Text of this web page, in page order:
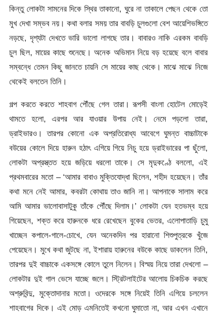
কিন্তু লোকটা সামনের দিকে স্থির তাকানো, ঘুরে না তাকালে পেছন থেকে তো
মুখ দেখা সম্ভব নয়। কথা বলার সময় তার বাবড়ি চুলগুলো বেশ আয়েশিভঙ্গিতে
নড়ছে, দৃশ্যটা দেখতে ভারি ভালো লাগছে তার। বাবারও নাকি এরকম বাবড়ি
চুল ছিল, মায়ের কাছে শুনেছে। অনেক অভিমান নিয়ে বড় হয়েছে বলে বাবার
সম্বন্ধে তেমন কিছু জানতে চায়নি সে মায়ের কাছ থেকে। মাঝে মাঝে নিজে
থেকেই বলতেন তিনি।
গল্প করতে করতে শাহবাগ পৌঁছে গেল তারা। রূপসী বাংলা হোটেল মোড়েই
থামতে হলো, এরপর আর যাওয়ার উপায় নেই। নেমে পড়লো তারা,
ড্রাইভারও। তারপর কোনো এক অপ্রতিরোধ্য আবেগে ঘুমন্ত বাচ্চাটাকে
বউয়ের কোলে দিয়ে হারুন হঠাৎ এগিয়ে গিয়ে নিচু হয়ে ড্রাইভারের পা ছুঁলো,
লোকটা অপ্রস্ত্তত হয়ে জড়িয়ে ধরলো তাকে। সে মৃদুকণ্ঠে বললো, এই
প্রথমবারের মতো – ‘আমার বাবাও মুক্তিযোদ্ধা ছিলেন, শহীদ হয়েছেন। তাঁর
কথা মনে নেই আমার, কবরটা কোথায় তাও জানি না। আপনাকে সালাম করে
আমি আমার ভালোবাসাটুকু তাঁকে পৌঁছে দিলাম।’ লোকটা যেন হতভম্ব হয়ে
গিয়েছেন, শক্ত করে হারুনকে ধরে রেখেছেন বুকের ভেতর, এলোপাতাড়ি চুমু
খাচ্ছেন কপালে-গালে-চোখে, যেন অনেকদিন পর হারানো শিশুপুত্রকে খুঁজে
পেয়েছেন। মুখে কথা জুটছে না, ইশারায় হারুনের বউকে কাছে ডাকলেন তিনি,
তারপর দুই বাচ্চাকে একসঙ্গে কোলে তুলে নিলেন। বিস্ময় নিয়ে তারা দেখলো –
লোকটার দুই গাল ভেসে যাচ্ছে জলে। স্ট্রিটলাইটের আলোয় চিকচিক করছে
অশ্রুবিন্দু, মুক্তোদানার মতো। ওদেরকে সঙ্গে নিয়েই তিনি এগিয়ে চললেন
শাহবাগের দিকে। এই মোড় এমনিতেই কখনো ঘুমাতো না, আর এখন এখানে